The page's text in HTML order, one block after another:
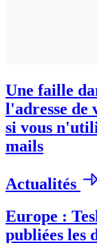
Une faille
l'adresse de
si vous
mails
Actualités
Europe :
publiées les